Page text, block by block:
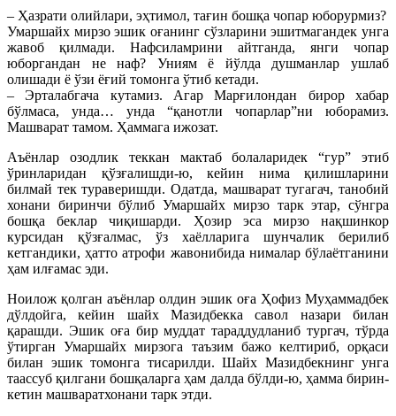
– Ҳазрати олийлари, эҳтимол, тағин бошқа чопар юборурмиз?
Умаршайх мирзо эшик оғанинг сўзларини эшитмагандек унга
жавоб қилмади. Нафсиламрини айтганда, янги чопар
юборгандан не наф? Униям ё йўлда душманлар ушлаб
олишади ё ўзи ёғий томонга ўтиб кетади.
– Эрталабгача кутамиз. Агар Марғилондан бирор хабар
бўлмаса, унда… унда “қанотли чопарлар”ни юборамиз.
Машварат тамом. Ҳаммага ижозат.
Аъёнлар озодлик теккан мактаб болаларидек “гур” этиб
ўринларидан қўзғалишди-ю, кейин нима қилишларини
билмай тек тураверишди. Одатда, машварат тугагач, танобий
хонани биринчи бўлиб Умаршайх мирзо тарк этар, сўнгра
бошқа беклар чиқишарди. Ҳозир эса мирзо нақшинкор
курсидан қўзғалмас, ўз хаёлларига шунчалик берилиб
кетгандики, ҳатто атрофи жавонибида нималар бўлаётганини
ҳам илғамас эди.
Ноилож қолган аъёнлар олдин эшик оға Ҳофиз Муҳаммадбек
дўлдойга, кейин шайх Мазидбекка савол назари билан
қарашди. Эшик оға бир муддат тараддудланиб тургач, тўрда
ўтирган Умаршайх мирзога таъзим бажо келтириб, орқаси
билан эшик томонга тисарилди. Шайх Мазидбекнинг унга
таассуб қилгани бошқаларга ҳам далда бўлди-ю, ҳамма бирин-
кетин машваратхонани тарк этди.